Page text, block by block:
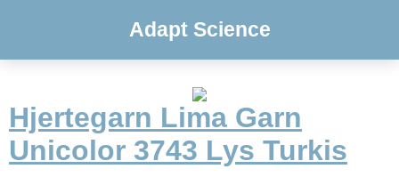
Adapt Science
Hjertegarn Lima Garn
Unicolor 3743 Lys Turkis